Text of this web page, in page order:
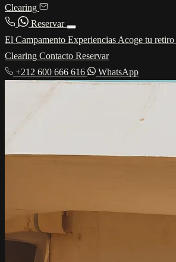
Clearing
Reservar
El Campamento Experiencias Acoge tu retiro
Clearing Contacto Reservar
+212 600 666 616
WhatsApp